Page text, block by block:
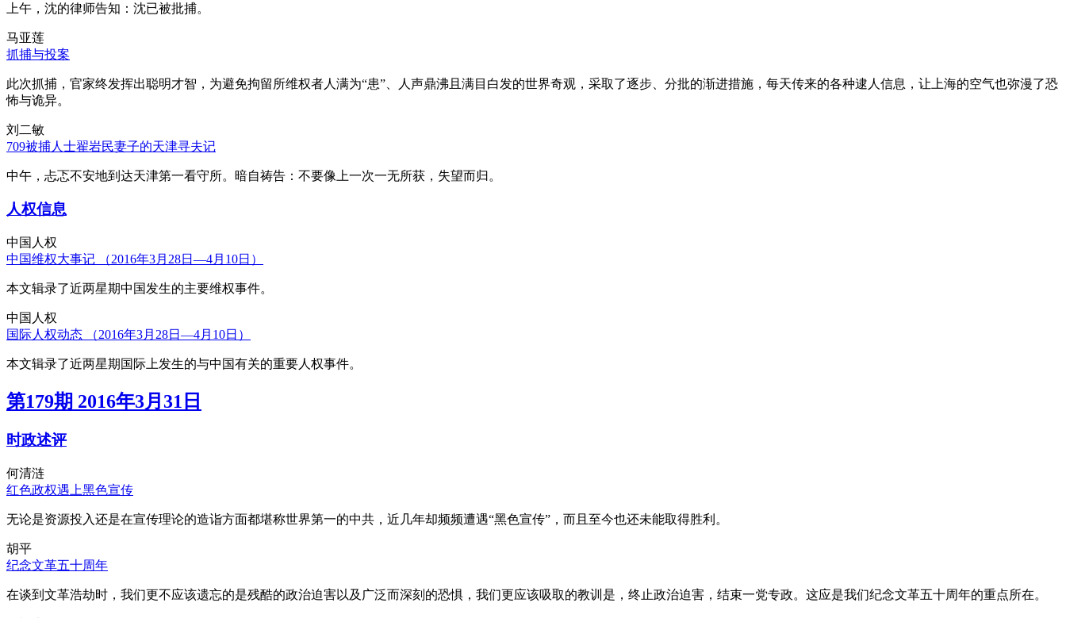
上午，沈的律师告知：沈已被批捕。
马亚莲
抓捕与投案
此次抓捕，官家终发挥出聪明才智，为避免拘留所维权者人满为“患”、人声鼎沸且满目白发的世界奇观，采取了逐步、分批的渐进措施，每天传来的各种逮人信息，让上海的空气也弥漫了恐
怖与诡异。
刘二敏
709被捕人士翟岩民妻子的天津寻夫记
中午，忐忑不安地到达天津第一看守所。暗自祷告：不要像上一次一无所获，失望而归。
人权信息
中国人权
中国维权大事记 （2016年3月28日—4月10日）
本文辑录了近两星期中国发生的主要维权事件。
中国人权
国际人权动态 （2016年3月28日—4月10日）
本文辑录了近两星期国际上发生的与中国有关的重要人权事件。
第179期 2016年3月31日
时政述评
何清涟
红色政权遇上黑色宣传
无论是资源投入还是在宣传理论的造诣方面都堪称世界第一的中共，近几年却频频遭遇“黑色宣传”，而且至今也还未能取得胜利。
胡平
纪念文革五十周年
在谈到文革浩劫时，我们更不应该遗忘的是残酷的政治迫害以及广泛而深刻的恐惧，我们更应该吸取的教训是，终止政治迫害，结束一党专政。这应是我们纪念文革五十周年的重点所在。